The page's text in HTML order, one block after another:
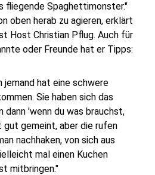
fliegende Spaghettimonster."
oben herab zu agieren, erklärt
Host Christian Pflug. Auch für
oder Freunde hat er Tipps:
jemand hat eine schwere
Sie haben sich das
dann 'wenn du was brauchst,
gut gemeint, aber die rufen
nachhaken, von sich aus
mal einen Kuchen
mitbringen."